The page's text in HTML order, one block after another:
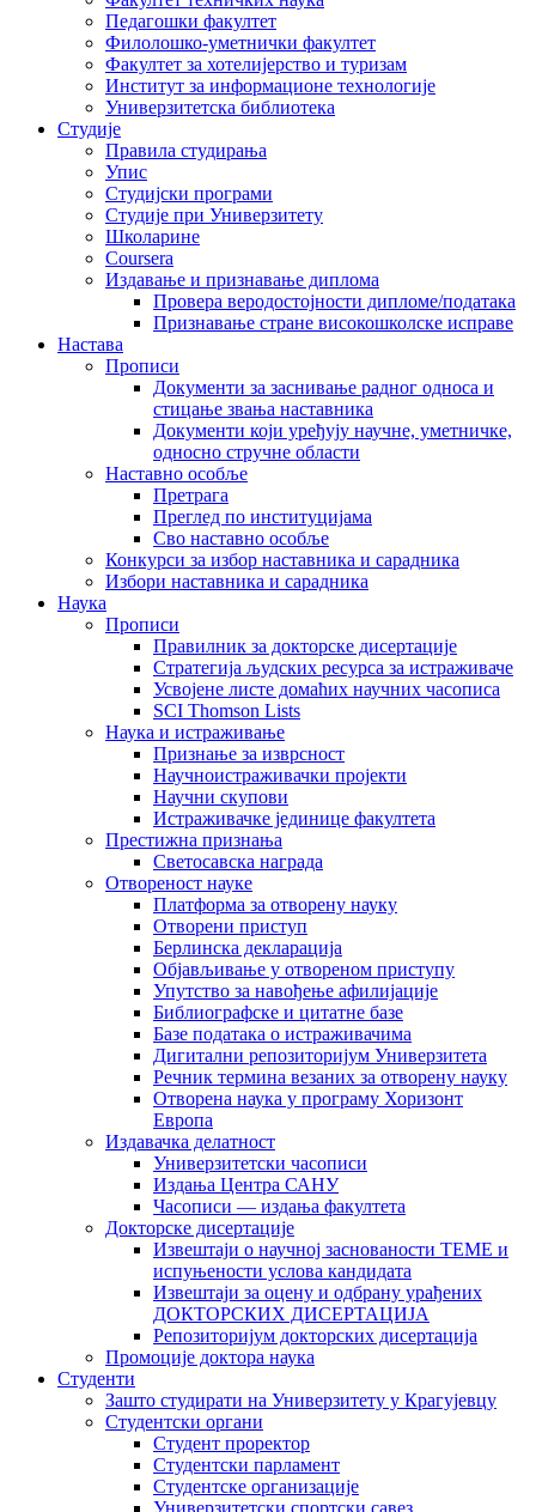
Педагошки факултет
Филолошко-уметнички факултет
Факултет за хотелијерство и туризам
Институт за информационе технологије
Универзитетска библиотека
Студије
Правила студирања
Упис
Студијски програми
Студије при Универзитету
Школарине
Coursera
Издавање и признавање диплома
Провера веродостојности дипломе/података
Признавање стране високошколске исправе
Настава
Прописи
Документи за заснивање радног односа и
стицање звања наставника
Документи који уређују научне, уметничке,
односно стручне области
Наставно особље
Претрага
Преглед по институцијама
Сво наставно особље
Конкурси за избор наставника и сарадника
Избори наставника и сарадника
Наука
Прописи
Правилник за докторске дисертације
Стратегија људских ресурса за истраживаче
Усвојене листе домаћих научних часописа
SCI Thomson Lists
Наука и истраживање
Признање за изврсност
Научноистраживачки пројекти
Научни скупови
Истраживачке јединице факултета
Престижна признања
Светосавска награда
Отвореност науке
Платформа за отворену науку
Отворени приступ
Берлинска декларација
Објављивање у отвореном приступу
Упутство за навођење афилијације
Библиографске и цитатне базе
Базе података о истраживачима
Дигитални репозиторијум Универзитета
Рeчник термина везаних за отворену науку
Отворена наука у програму Хоризонт
Европа
Издавачка делатност
Универзитетски часописи
Издања Центра САНУ
Часописи — издања факултета
Докторске дисертације
Извештаји о научној заснованости ТЕМЕ и
испуњености услова кандидата
Извештаји за оцену и одбрану урађених
ДОКТОРСКИХ ДИСЕРТАЦИЈА
Репозиторијум докторских дисертација
Промоције доктора наука
Студенти
Зашто студирати на Универзитету у Крагујевцу
Студентски органи
Студент проректор
Студентски парламент
Студентске организације
Универзитетски спортски савез